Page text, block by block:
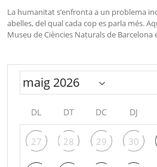
La humanitat s’enfronta a un problema
abelles, del qual cada cop es parla més.
Museu de Ciències Naturals de Barcelona
DL DT DC DJ
27 28 29 30